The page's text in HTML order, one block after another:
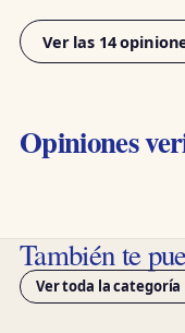
Ver las 14
Opiniones
También te
Ver toda la